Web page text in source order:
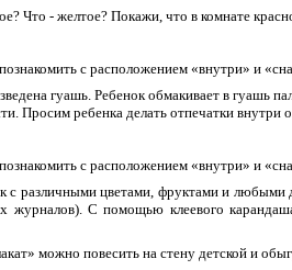
Что - желтое? Покажи, что в комнате
с расположением «внутри» и
гуашь. Ребенок обмакивает в гуашь
Просим ребенка делать отпечатки внутри
с расположением «внутри» и
с различными цветами, фруктами и
журналов). С помощью клеевого
можно повесить на стену детской и